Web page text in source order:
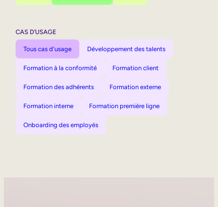
CAS D’USAGE
Tous cas d'usage Développement des talents
Formation à la conformité Formation client
Formation des adhérents Formation externe
Formation interne Formation première ligne
Onboarding des employés